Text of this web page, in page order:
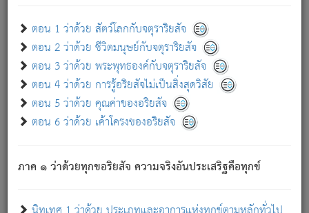
ตอน 1 ว่าด้วย สัตว์โลกกับจตุราริยสัจ
ตอน 2 ว่าด้วย ชีวิตมนุษย์กับจตุราริยสัจ
ตอน 3 ว่าด้วย พระพุทธองค์กับจตุราริยสัจ
ตอน 4 ว่าด้วย การรู้อริยสัจไม่เป็นสิ่งสุดวิสัย
ตอน 5 ว่าด้วย คุณค่าของอริยสัจ
ตอน 6 ว่าด้วย เค้าโครงของอริยสัจ
ภาค ๑ ว่าด้วยทุกขอริยสัจ ความจริงอันประเสริฐคือทุกข์
เขาเพลิดเพลินยิ่งนักในสิ่งใด สิ่งนั้นเป็นภัย (ที่เขาไม่รู้จัก)
เขากลัวต่อสิ่งใดสิ่งนั้นเป็นทุกข์
พรหมจรรย์นี้ อันบุคคลย่อมประพฤติ ก็เพื่อการละขาดซึ่ง
ภพ.
สมณะหรือพราหมณ์เหล่าใด กล่าวความหลุดพ้นจากภพว่า
มีได้เพราะภพ เรากล่าวว่า สมณะหรือพราหมณ์ทั้งปวงนั้น
มิใช่ผู้หลดพ้นจากภพ.
ภพ ว่ามีได้เพราะวิภพ[2]: เรากล่าวว่า สมณะหรือพราหมณ์ทั้ง
ปวงนั้น ก็ยังสลัดภพออกไปไม่ได้.
ก็ทุกข์นี้มีขึ้น เพราะอาศัยซึ่งอุปธิทั้งปวง.